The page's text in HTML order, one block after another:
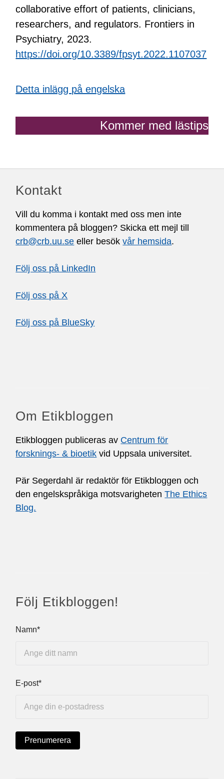
collaborative effort of patients, clinicians,
researchers, and regulators. Frontiers in
Psychiatry, 2023.
https://doi.org/10.3389/fpsyt.2022.1107037
Detta inlägg på engelska
Kommer med lästips
Kontakt
Vill du komma i kontakt med oss men inte
kommentera på bloggen? Skicka ett mejl till
crb@crb.uu.se eller besökvår hemsida.
Följ oss på LinkedIn
Följ oss på X
Följ oss på BlueSky
Om Etikbloggen
Etikbloggen publiceras av Centrum för
forsknings- & bioetik vid Uppsala universitet.
Pär Segerdahl är redaktör för Etikbloggen och
den engelskspråkiga motsvarighetenThe Ethics
Blog.
Följ Etikbloggen!
Namn*
E-post*